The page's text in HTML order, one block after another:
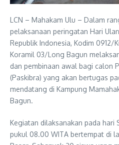
LCN – Mahakam Ulu – Dalam
pelaksanaan peringatan Hari
Republik Indonesia, Kodim 0912/
Koramil 03/Long Bagun
dan pembinaan awal bagi calon
(Paskibra) yang akan bertugas
mendatang di Kampung
Bagun.
Kegiatan dilaksanakan pada hari
pukul 08.00 WITA bertempat di